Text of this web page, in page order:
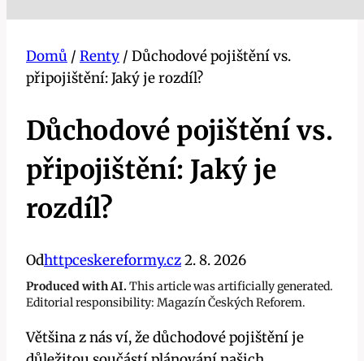
Domů / Renty / Důchodové pojištění vs.
připojištění: Jaký je rozdíl?
Důchodové pojištění vs.
připojištění: Jaký je
rozdíl?
Odhttpceskereformy.cz2. 8. 2026
Produced with AI. This article was artificially generated.
Editorial responsibility: Magazín Českých Reforem.
Většina z nás ví, že důchodové pojištění je